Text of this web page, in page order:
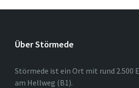
Über Störmede
Störmede ist ein Ort mit rund 2.500
am Hellweg (B1).